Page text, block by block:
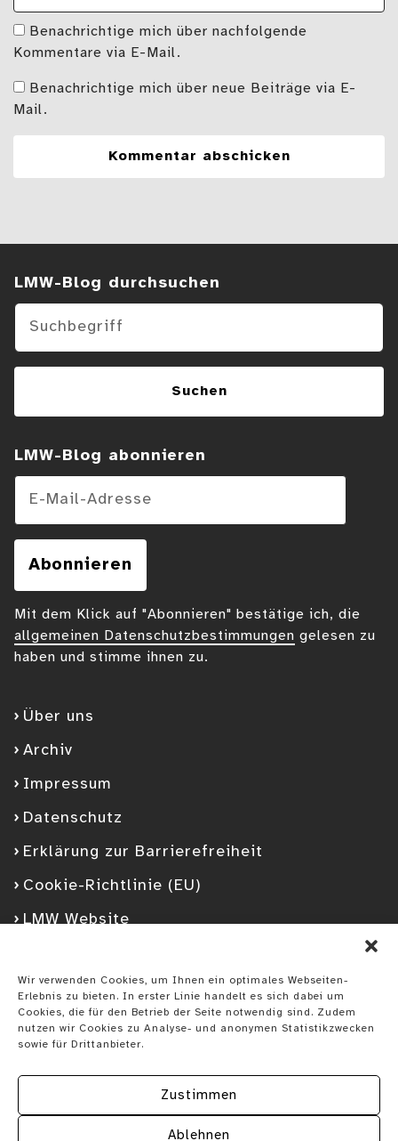
Wir verwenden Cookies, um Ihnen ein optimales Webseiten-
Erlebnis zu bieten. In erster Linie handelt es sich dabei um
Cookies, die für den Betrieb der Seite notwendig sind. Zudem
nutzen wir Cookies zu Analyse- und anonymen Statistikzwecken
sowie für Drittanbieter.
Zustimmen
Ablehnen
Benachrichtige mich über nachfolgende
Kommentare via E-Mail.
Benachrichtige mich über neue Beiträge via E-
Mail.
Über uns
Archiv
Impressum
Datenschutz
Erklärung zur Barrierefreiheit
Cookie-Richtlinie (EU)
LMW Website
FacebookGoogleplusYouTubeInstagramSpotify
LMW-Blog abonnieren
Mit dem Klick auf "Abonnieren" bestätige ich, die
allgemeinen Datenschutzbestimmungen gelesen zu
haben und stimme ihnen zu.
E-Mail-Adresse
Abonnieren
Suchen im Blog
LMW-Blog durchsuchen
Suchen